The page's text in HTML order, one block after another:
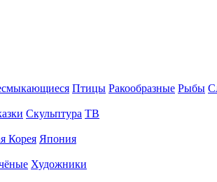
Птицы Ракообразные Рыбы
Скульптура ТВ
Корея Япония
Художники